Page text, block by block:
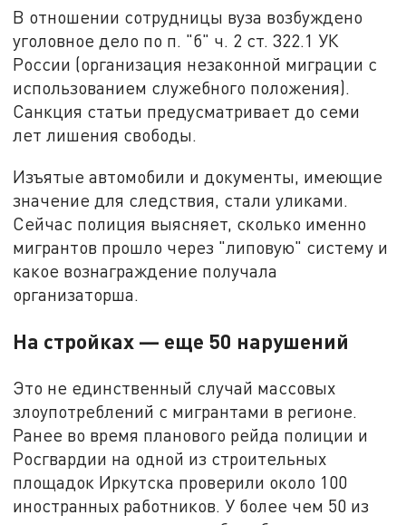
В отношении сотрудницы вуза возбуждено
уголовное дело по п. "б" ч. 2 ст. 322.1 УК
России (организация незаконной миграции с
использованием служебного положения).
Санкция статьи предусматривает до семи
лет лишения свободы.
Изъятые автомобили и документы, имеющие
значение для следствия, стали уликами.
Сейчас полиция выясняет, сколько именно
мигрантов прошло через "липовую" систему и
какое вознаграждение получала
организаторша.
На стройках — еще 50 нарушений
Это не единственный случай массовых
злоупотреблений с мигрантами в регионе.
Ранее во время планового рейда полиции и
Росгвардии на одной из строительных
площадок Иркутска проверили около 100
иностранных работников. У более чем 50 из